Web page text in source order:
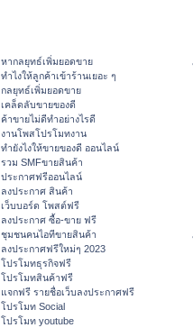
หากลยุทธ์เพิ่มยอดขาย
ทําไงให้ลูกค้าเข้าร้านเยอะ ๆ
กลยุทธ์เพิ่มยอดขาย
เคล็ดลับขายของดี
ค้าขายไม่ดีทำอย่างไรดี
งานโพสโปรโมทงาน
ทํายังไงให้ขายของดี ออนไลน์
รวม SMFขายสินค้า
ประกาศฟรีออนไลน์
ลงประกาศ สินค้า
เว็บบอร์ด โพสต์ฟรี
ลงประกาศ ซื้อ-ขาย ฟรี
ชุมชนคนไอทีขายสินค้า
ลงประกาศฟรีใหม่ๆ 2023
โปรโมทธุรกิจฟรี
โปรโมทสินค้าฟรี
แจกฟรี รายชื่อเว็บลงประกาศฟรี
โปรโมท Social
โปรโมท youtube